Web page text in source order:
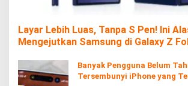
Layar Lebih Luas, Tanpa S Pen! Ini
Mengejutkan Samsung di Galaxy Z
Banyak Pengguna Belum
Tersembunyi iPhone yang